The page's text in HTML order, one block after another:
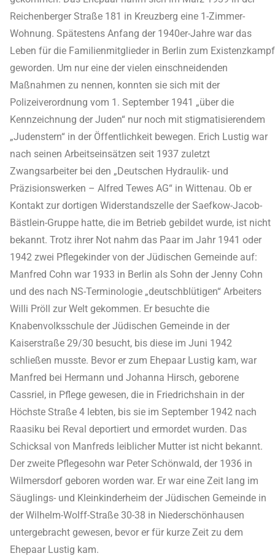
Reichenberger Straße 181 in Kreuzberg eine 1-Zimmer-
Wohnung. Spätestens Anfang der 1940er-Jahre war das
Leben für die Familienmitglieder in Berlin zum Existenzkampf
geworden. Um nur eine der vielen einschneidenden
Maßnahmen zu nennen, konnten sie sich mit der
Polizeiverordnung vom 1. September 1941 „über die
Kennzeichnung der Juden“ nur noch mit stigmatisierendem
„Judenstern“ in der Öffentlichkeit bewegen. Erich Lustig war
nach seinen Arbeitseinsätzen seit 1937 zuletzt
Zwangsarbeiter bei den „Deutschen Hydraulik- und
Präzisionswerken – Alfred Tewes AG“ in Wittenau. Ob er
Kontakt zur dortigen Widerstandszelle der Saefkow-Jacob-
Bästlein-Gruppe hatte, die im Betrieb gebildet wurde, ist nicht
bekannt. Trotz ihrer Not nahm das Paar im Jahr 1941 oder
1942 zwei Pflegekinder von der Jüdischen Gemeinde auf:
Manfred Cohn war 1933 in Berlin als Sohn der Jenny Cohn
und des nach NS-Terminologie „deutschblütigen“ Arbeiters
Willi Pröll zur Welt gekommen. Er besuchte die
Knabenvolksschule der Jüdischen Gemeinde in der
Kaiserstraße 29/30 besucht, bis diese im Juni 1942
schließen musste. Bevor er zum Ehepaar Lustig kam, war
Manfred bei Hermann und Johanna Hirsch, geborene
Cassriel, in Pflege gewesen, die in Friedrichshain in der
Höchste Straße 4 lebten, bis sie im September 1942 nach
Raasiku bei Reval deportiert und ermordet wurden. Das
Schicksal von Manfreds leiblicher Mutter ist nicht bekannt.
Der zweite Pflegesohn war Peter Schönwald, der 1936 in
Wilmersdorf geboren worden war. Er war eine Zeit lang im
Säuglings- und Kleinkinderheim der Jüdischen Gemeinde in
der Wilhelm-Wolff-Straße 30-38 in Niederschönhausen
untergebracht gewesen, bevor er für kurze Zeit zu dem
Ehepaar Lustig kam.